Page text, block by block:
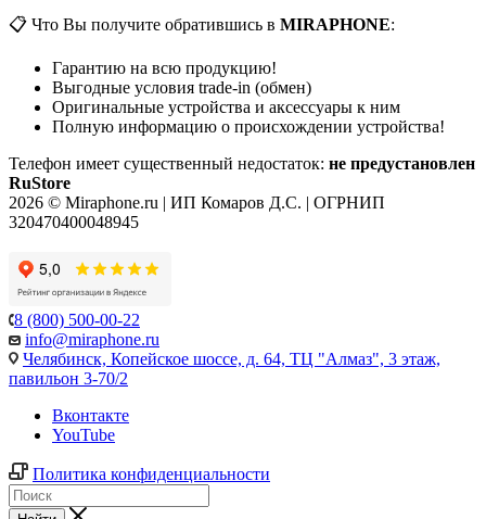
📋 Что Вы получите обратившись в MIRAPHONE:
Гарантию на всю продукцию!
Выгодные условия trade-in (обмен)
Оригинальные устройства и аксессуары к ним
Полную информацию о происхождении устройства!
Телефон имеет существенный недостаток: не предустановлен
RuStore
2026 © Miraphone.ru | ИП Комаров Д.С. | ОГРНИП
320470400048945
8 (800) 500-00-22
info@miraphone.ru
Челябинск, Копейское шоссе, д. 64, ТЦ "Алмаз", 3 этаж,
павильон 3-70/2
Вконтакте
YouTube
Политика конфиденциальности